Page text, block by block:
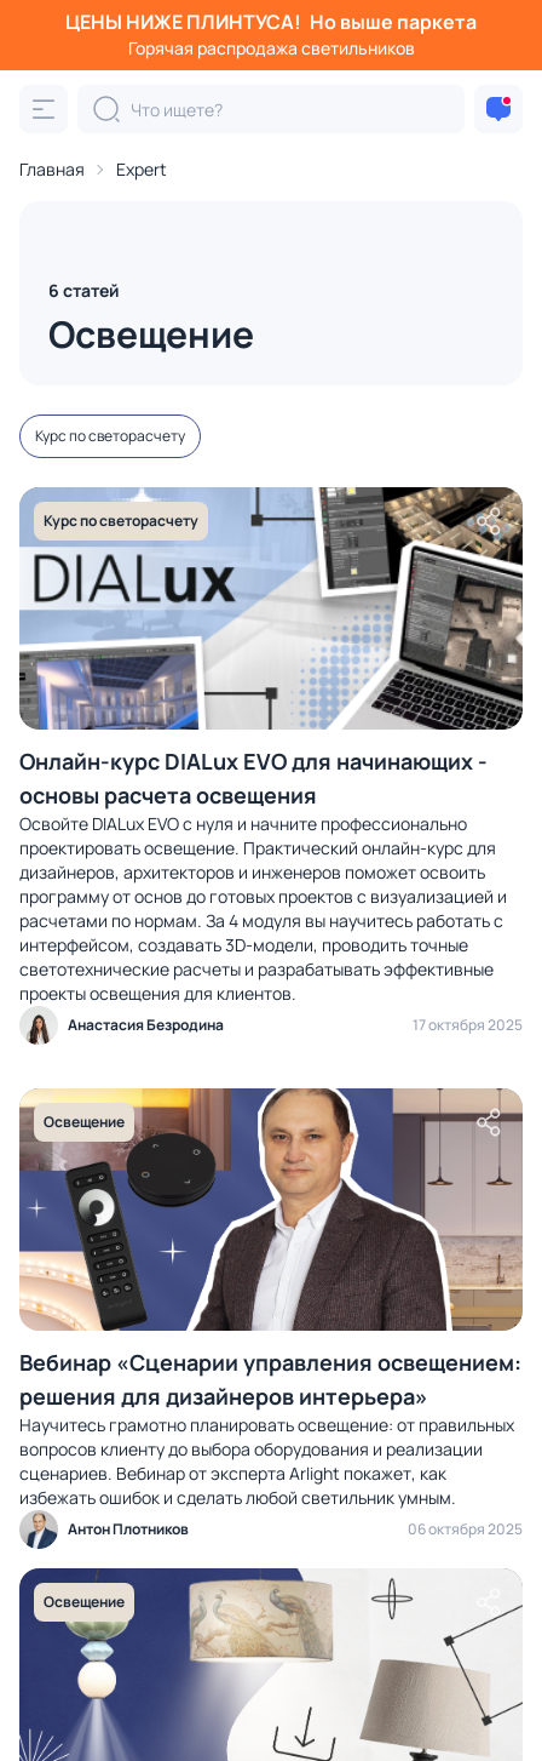
ЦЕНЫ НИЖЕ ПЛИНТУСА! Но выше паркета
Горячая распродажа светильников
Главная Expert
6 статей
Освещение
Курс по светорасчету
Курс по светорасчету
Онлайн-курс DIALux EVO для начинающих -
основы расчета освещения
Освойте DIALux EVO с нуля и начните профессионально
проектировать освещение. Практический онлайн-курс для
дизайнеров, архитекторов и инженеров поможет освоить
программу от основ до готовых проектов с визуализацией и
расчетами по нормам. За 4 модуля вы научитесь работать с
интерфейсом, создавать 3D-модели, проводить точные
светотехнические расчеты и разрабатывать эффективные
проекты освещения для клиентов.
Анастасия Безродина 17 октября 2025
Освещение
Вебинар «Сценарии управления освещением:
решения для дизайнеров интерьера»
Научитесь грамотно планировать освещение: от правильных
вопросов клиенту до выбора оборудования и реализации
сценариев. Вебинар от эксперта Arlight покажет, как
избежать ошибок и сделать любой светильник умным.
Антон Плотников 06 октября 2025
Освещение